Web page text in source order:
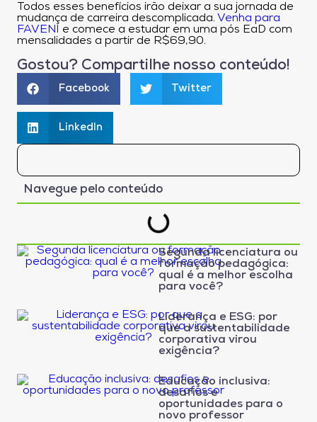
Todos esses benefícios irão deixar a sua jornada de
mudança de carreira descomplicada. Venha para
FAVENI
e comece a estudar em uma pós EaD com
mensalidades a partir de R$69,90.
Gostou? Compartilhe nosso conteúdo!
Facebook Twitter
LinkedIn
Navegue pelo conteúdo
Segunda licenciatura ou
formação pedagógica:
qual é a melhor escolha
para você?
Liderança e ESG: por
que a sustentabilidade
corporativa virou
exigência?
Educação inclusiva:
desafios e
oportunidades para o
novo professor